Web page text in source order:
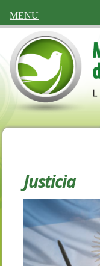
Justicia
MENU